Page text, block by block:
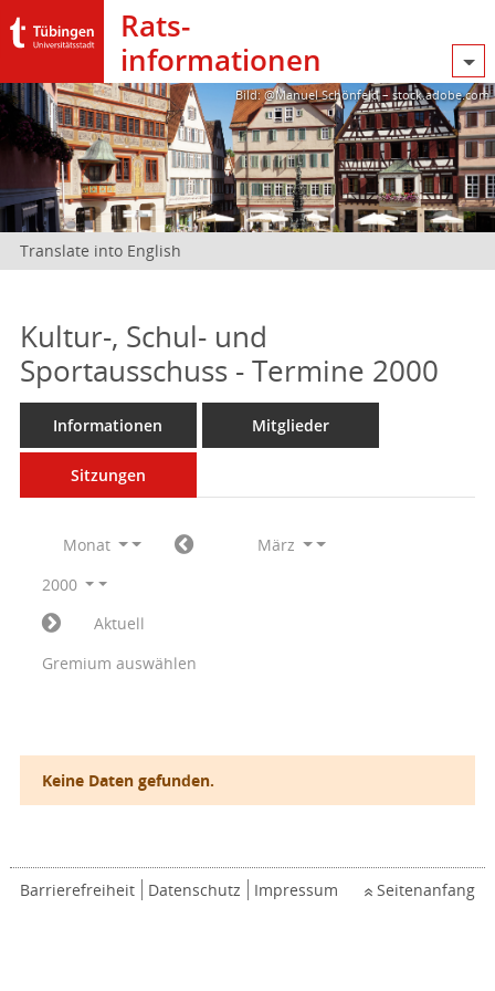
Rats­
informationen
Bild: @Manuel Schönfeld – stock.adobe.com
Translate into English
Kultur-, Schul- und
Sportausschuss - Termine 2000
Informationen Mitglieder
Sitzungen
Monat
März
2000
Aktuell
Gremium auswählen
Keine Daten gefunden.
Barrierefreiheit Datenschutz Impressum Seitenanfang